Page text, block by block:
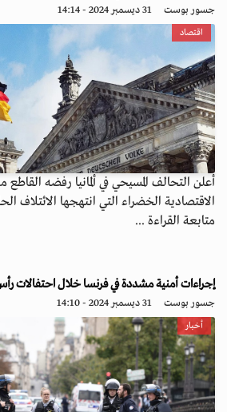
جسور بوست 31 ديسمبر 2024 - 14:14
اقتصاد
أعلن التحالف المسيحي في ألمانيا رفضه
الاقتصادية الخضراء التي انتهجها الائتلاف
متابعة القراءة ...
إجراءات أمنية مشددة في فرنسا خلال احتفالات
جسور بوست 31 ديسمبر 2024 - 14:10
أخبار